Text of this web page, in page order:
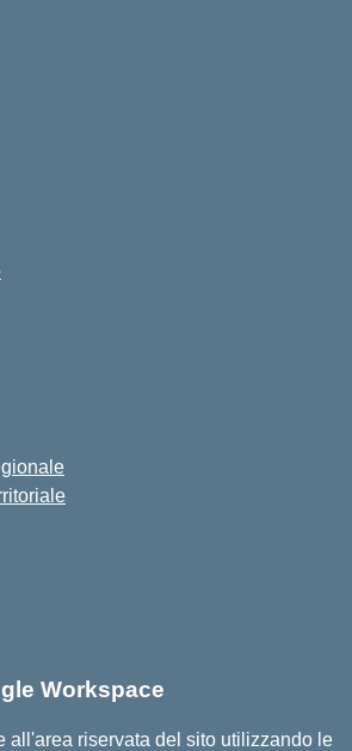
Workspace
all'area riservata del sito utilizzando le